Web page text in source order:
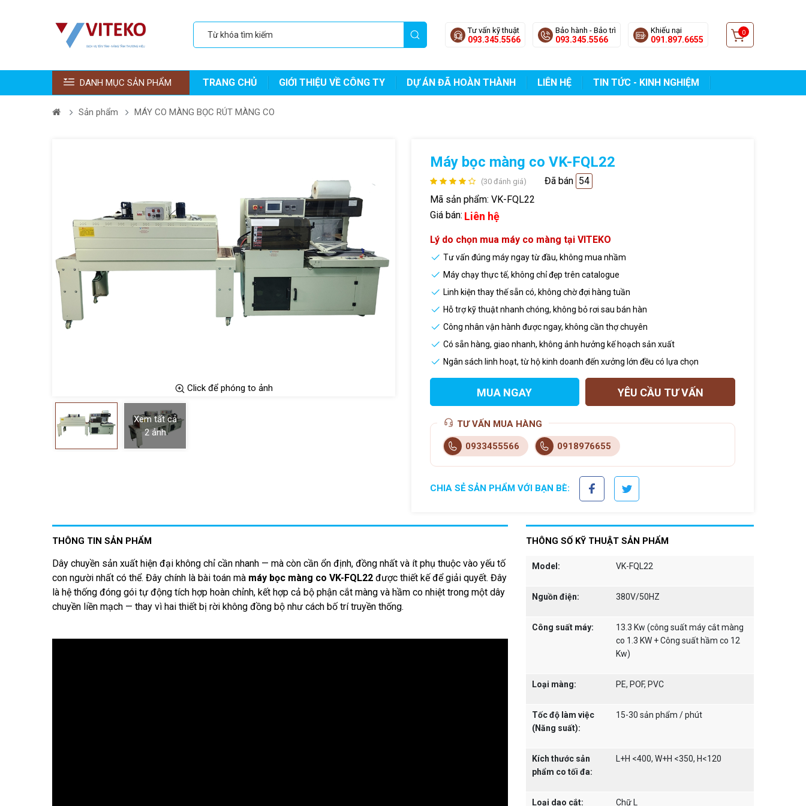
Tư vấn kỹ thuật
093.345.5566
Bảo hành - Bảo trì
093.345.5566
Khiếu nại
091.897.6655
0
DANH MỤC SẢN PHẨM TRANG CHỦ GIỚI THIỆU VỀ CÔNG TY DỰ ÁN ĐÃ HOÀN THÀNH LIÊN HỆ TIN TỨC - KINH NGHIỆM
Sản phẩm MÁY CO MÀNG BỌC RÚT MÀNG CO
Click để phóng to ảnh
Xem tất cả
2 ảnh
Máy bọc màng co VK-FQL22
(30 đánh giá) Đã bán 54
Mã sản phẩm: VK-FQL22
Giá bán: Liên hệ
Lý do chọn mua máy co màng tại VITEKO
Tư vấn đúng máy ngay từ đầu, không mua nhầm
Máy chạy thực tế, không chỉ đẹp trên catalogue
Linh kiện thay thế sẵn có, không chờ đợi hàng tuần
Hỗ trợ kỹ thuật nhanh chóng, không bỏ rơi sau bán hàn
Công nhân vận hành được ngay, không cần thợ chuyên
Có sẵn hàng, giao nhanh, không ảnh hưởng kế hoạch sản xuất
Ngân sách linh hoạt, từ hộ kinh doanh đến xưởng lớn đều có lựa chọn
MUA NGAY YÊU CẦU TƯ VẤN
TƯ VẤN MUA HÀNG
0933455566 0918976655
CHIA SẺ SẢN PHẨM VỚI BẠN BÈ:
THÔNG TIN SẢN PHẨM
Dây chuyền sản xuất hiện đại không chỉ cần nhanh — mà còn cần ổn định, đồng nhất và ít phụ thuộc vào yếu tố
con người nhất có thể. Đây chính là bài toán mà máy bọc màng co VK-FQL22 được thiết kế để giải quyết. Đây
là hệ thống đóng gói tự động tích hợp hoàn chỉnh, kết hợp cả bộ phận cắt màng và hầm co nhiệt trong một dây
chuyền liền mạch — thay vì hai thiết bị rời không đồng bộ như cách bố trí truyền thống.
THÔNG SỐ KỸ THUẬT SẢN PHẨM
Model: VK-FQL22
Nguồn điện: 380V/50HZ
Công suất máy:
13.3 Kw (công suất máy cắt màng
co 1.3 KW + Công suất hầm co 12
Kw)
Loại màng: PE, POF, PVC
Tốc độ làm việc
(Năng suất):
15-30 sản phẩm / phút
Kích thước sản
phẩm co tối đa:
L+H <400, W+H <350, H<120
Loại dao cắt: Chữ L